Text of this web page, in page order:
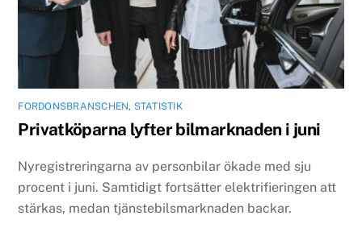
FORDONSBRANSCHEN, STATISTIK
Privatköparna lyfter bilmarknaden i juni
Nyregistreringarna av personbilar ökade med sju
procent i juni. Samtidigt fortsätter elektrifieringen att
stärkas, medan tjänstebilsmarknaden backar.